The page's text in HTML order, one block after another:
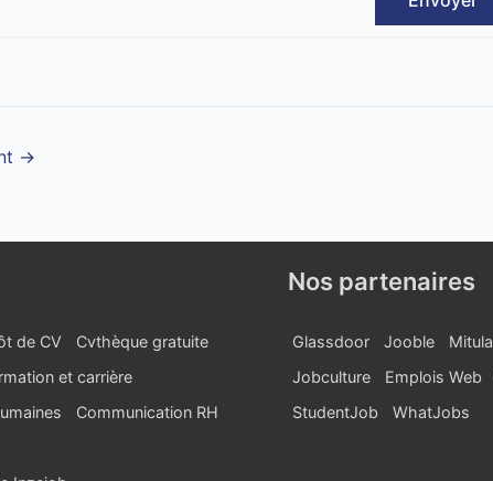
→
de CV
Cvthèque gratuite
et carrière
Communication RH
Nos partenaires
Glassdoor Jooble Mitula
Jobculture
Emplois Web
StudentJob
WhatJobs